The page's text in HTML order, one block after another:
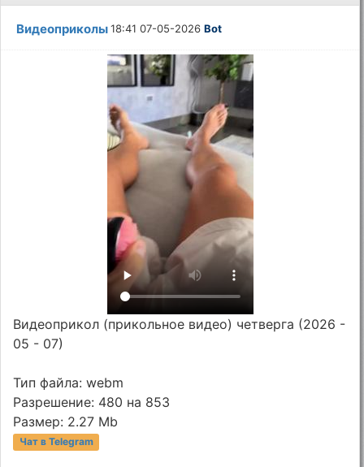
Видеоприколы18:41 07-05-2026Bot
Видеоприкол (прикольное видео) четверга (2026 -
05 - 07)
Тип файла: webm
Разрешение: 480 на 853
Размер: 2.27 Mb
Чат в Telegram